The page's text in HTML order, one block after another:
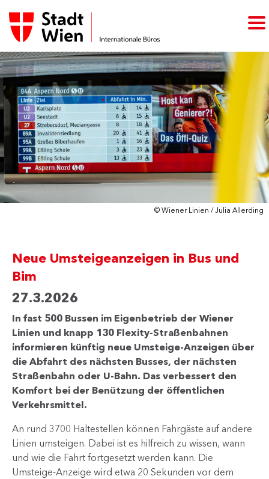
© Wiener Linien / Julia Allerding
Neue Umsteigeanzeigen in Bus und
Bim
27.3.2026
In fast 500 Bussen im Eigenbetrieb der Wiener
Linien und knapp 130 Flexity-Straßenbahnen
informieren künftig neue Umsteige-Anzeigen über
die Abfahrt des nächsten Busses, der nächsten
Straßenbahn oder U-Bahn. Das verbessert den
Komfort bei der Benützung der öffentlichen
Verkehrsmittel.
An rund 3700 Haltestellen können Fahrgäste auf andere
Linien umsteigen. Dabei ist es hilfreich zu wissen, wann
und wie die Fahrt fortgesetzt werden kann. Die
Umsteige-Anzeige wird etwa 20 Sekunden vor dem